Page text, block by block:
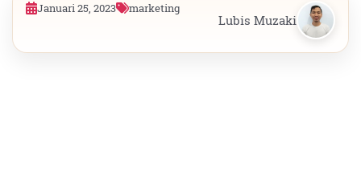
Januari 25, 2023 marketing
Lubis Muzaki